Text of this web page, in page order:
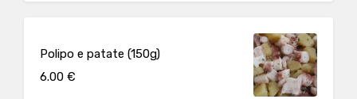
Polipo e patate (150g)
6.00 €